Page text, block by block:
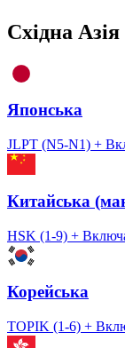
Східна Азія
Японська
JLPT (N5-N1) +
Китайська
HSK (1-9) +
Корейська
TOPIK (1-6) +